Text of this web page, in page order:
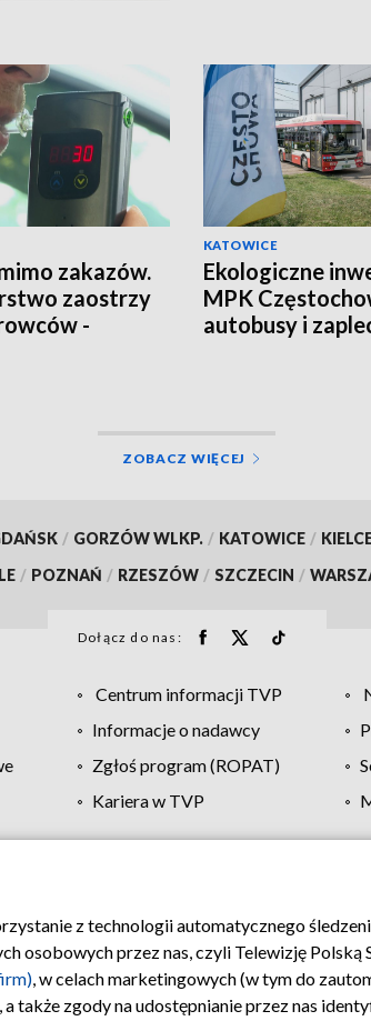
zakazów.
zaostrzy
-
KATOWICE
Ekologiczne
MPK
autobusy i
ZOBACZ WIĘCEJ
/ GORZÓW WLKP. / KATOWICE /
/ POZNAŃ / RZESZÓW / SZCZECIN /
Dołącz do nas:
Centrum informacji TVP
Informacje o nadawcy
Zgłoś program (ROPAT)
Kariera w TVP
prywatności Moje zgody Pomoc
z technologii automatycznego
osobowych przez nas, czyli Telewizję Polską
, w celach marketingowych (w tym do
także zgody na udostępnianie przez nas